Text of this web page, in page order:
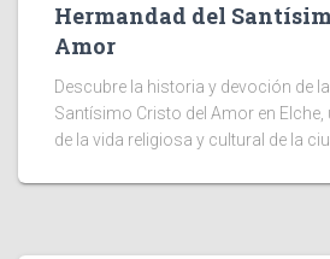
Hermandad del
Amor
Descubre la historia y devoción de
Santísimo Cristo del Amor en Elche,
de la vida religiosa y cultural de la